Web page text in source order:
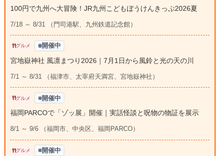
100円で九州へ大冒険！JR九州こどもぼうけんきっぷ2026夏
7/18 ～ 8/31 （門司港駅、九州鉄道記念館）
グルメ 開催中
宮地嶽神社 風凛まつり2026｜7月1日から風鈴と光の天の川
7/1 ～ 8/31 （福津市、太宰府天満宮、宮地嶽神社）
グルメ 開催中
福岡PARCOで「ゾッ展」開催｜実話怪談と呪物の物証を展示
8/1 ～ 9/6 （福岡市、中央区、福岡PARCO）
グルメ 開催中